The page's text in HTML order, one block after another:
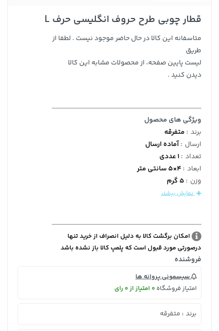
قطار چوبی طرح حروف انگلیسی حرف L
متاسفانه این کالا در حال حاضر موجود نیست . لطفا از
طریق
لیست پایین صفحه، از محصولات مشابه این کالا
دیدن کنید .
ویژگی های محصول
برند : متفرقه
ارسال :آماده ارسال
تعداد : 1 عددی
ابعاد :4×5 سانتی متر
وزن : 5 گرم
نمایش بیشتر
امکان برگشت کالا به دلیل انصراف از خرید تنها
درصورتی مورد قبول است که پلمپ کالا باز نشده باشد
فروشنده
سیسمونی پروانه ها
امتیاز فروشگاه 0 امتیاز از 0 رای
برند : متفرقه